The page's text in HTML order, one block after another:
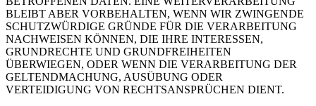
BLEIBT ABER VORBEHALTEN, WENN WIR ZWINGENDE
SCHUTZWÜRDIGE GRÜNDE FÜR DIE VERARBEITUNG
NACHWEISEN KÖNNEN, DIE IHRE INTERESSEN,
GRUNDRECHTE UND GRUNDFREIHEITEN
ÜBERWIEGEN, ODER WENN DIE VERARBEITUNG DER
GELTENDMACHUNG, AUSÜBUNG ODER
VERTEIDIGUNG VON RECHTSANSPRÜCHEN DIENT.